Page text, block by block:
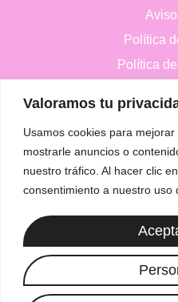
Valoramos tu
Usamos cookies para
mostrarle anuncios o
nuestro tráfico. Al hacer clic
consentimiento a nuestro uso
Aviso
Política
Política